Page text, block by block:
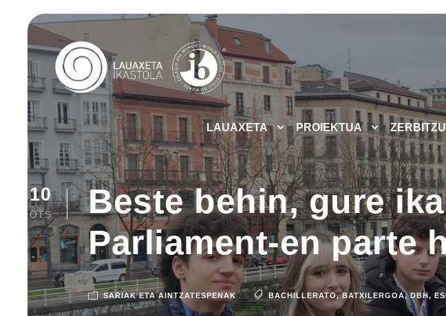
LAUAXETA PROIEKTUA
10
OTS
Beste behin, gure
Parliament-en parte
SARIAK ETA AINTZATESPENAK BACHILLERATO, BATXILERGOA, DBH,